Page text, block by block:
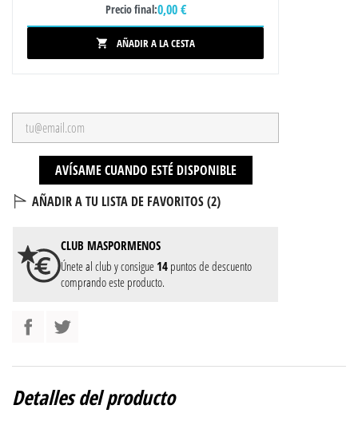
Precio final:0,00 €
 AÑADIR A LA CESTA
AVÍSAME CUANDO ESTÉ DISPONIBLE
AÑADIR A TU LISTA DE FAVORITOS (2)
CLUB MASPORMENOS
Únete al club y consigue 14 puntos de descuento
comprando este producto.
Detalles del producto